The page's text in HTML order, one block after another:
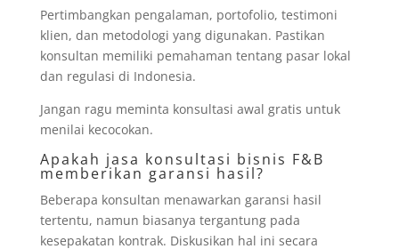
Pertimbangkan pengalaman, portofolio, testimoni
klien, dan metodologi yang digunakan. Pastikan
konsultan memiliki pemahaman tentang pasar lokal
dan regulasi di Indonesia.
Jangan ragu meminta konsultasi awal gratis untuk
menilai kecocokan.
Apakah jasa konsultasi bisnis F&B
memberikan garansi hasil?
Beberapa konsultan menawarkan garansi hasil
tertentu, namun biasanya tergantung pada
kesepakatan kontrak. Diskusikan hal ini secara